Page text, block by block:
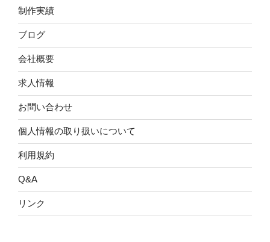
制作実績
ブログ
会社概要
求人情報
お問い合わせ
個人情報の取り扱いについて
利用規約
Q&A
リンク